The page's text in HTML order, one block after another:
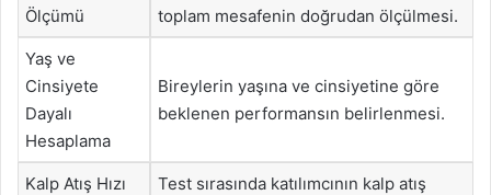
Ölçümü
toplam mesafenin doğrudan ölçülmesi.
Yaş ve
Cinsiyete
Dayalı
Hesaplama
Bireylerin yaşına ve cinsiyetine göre
beklenen performansın belirlenmesi.
Kalp Atış Hızı
Test sırasında katılımcının kalp atış